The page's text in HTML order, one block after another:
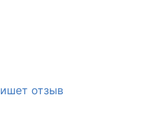
отзыв